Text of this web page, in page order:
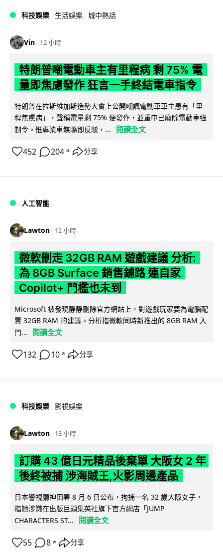
科技娛樂 生活娛樂 城中熱話
Vin 12 小時
特朗普嘲電動車主有里程病 剩 75% 電
量即焦慮發作 狂言一手終結電車指令
特朗普在拉斯維加斯造勢大會上公開嘲諷電動車車主患有「里
程焦慮病」，聲稱電量剩 75% 便發作，並重申已廢除電動車強
制令。惟專業車媒隨即反駁，...
閱讀全文
452 204 ↗ 分享
人工智能
Lawton 12 小時
微軟刪走 32GB RAM 遊戲建議 分析:
為 8GB Surface 銷售鋪路 連自家
Copilot+ 門檻也未到
Microsoft 被發現靜靜刪除官方網站上，對遊戲玩家要為電腦配
置 32GB RAM 的建議。分析指微軟同時新推出的 8GB RAM 入
門...
閱讀全文
132 10 ↗ 分享
科技娛樂 影視娛樂
Lawton 13 小時
訂購 43 億日元精品後棄單 大阪女 2 年
後終被捕 涉海賊王,火影周邊產品
日本警視廳神田署 8 月 6 日公布，拘捕一名 32 歲大阪女子，
指她涉嫌在出版巨頭集英社旗下官方網店「JUMP
CHARACTERS ST...
閱讀全文
55 8 ↗ 分享